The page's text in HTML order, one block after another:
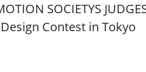
SOCIETYS
Contest in Tokyo